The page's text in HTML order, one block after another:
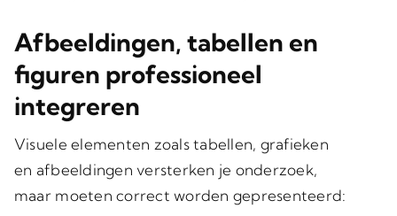
Afbeeldingen, tabellen en
figuren professioneel
integreren
Visuele elementen zoals tabellen, grafieken
en afbeeldingen versterken je onderzoek,
maar moeten correct worden gepresenteerd: